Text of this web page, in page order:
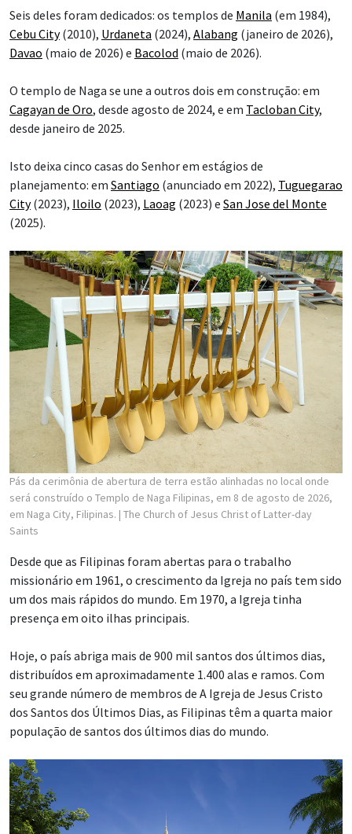
Seis deles foram dedicados: os templos de Manila (em 1984),
Cebu City(2010), Urdaneta (2024), Alabang (janeiro de 2026),
Davao (maio de 2026) e Bacolod (maio de 2026).
O templo de Naga se une a outros dois em construção: em
Cagayan de Oro, desde agosto de 2024, e em Tacloban City,
desde janeiro de 2025.
Isto deixa cinco casas do Senhor em estágios de
planejamento: em Santiago (anunciado em 2022), Tuguegarao
City(2023), Iloilo (2023), Laoag (2023) e San Jose del Monte
(2025).
Pás da cerimônia de abertura de terra estão alinhadas no local onde
será construído o Templo de Naga Filipinas, em 8 de agosto de 2026,
em Naga City, Filipinas. | The Church of Jesus Christ of Latter-day
Saints
Desde que as Filipinas foram abertas para o trabalho
missionário em 1961, o crescimento da Igreja no país tem sido
um dos mais rápidos do mundo. Em 1970, a Igreja tinha
presença em oito ilhas principais.
Hoje, o país abriga mais de 900 mil santos dos últimos dias,
distribuídos em aproximadamente 1.400 alas e ramos. Com
seu grande número de membros de A Igreja de Jesus Cristo
dos Santos dos Últimos Dias, as Filipinas têm a quarta maior
população de santos dos últimos dias do mundo.